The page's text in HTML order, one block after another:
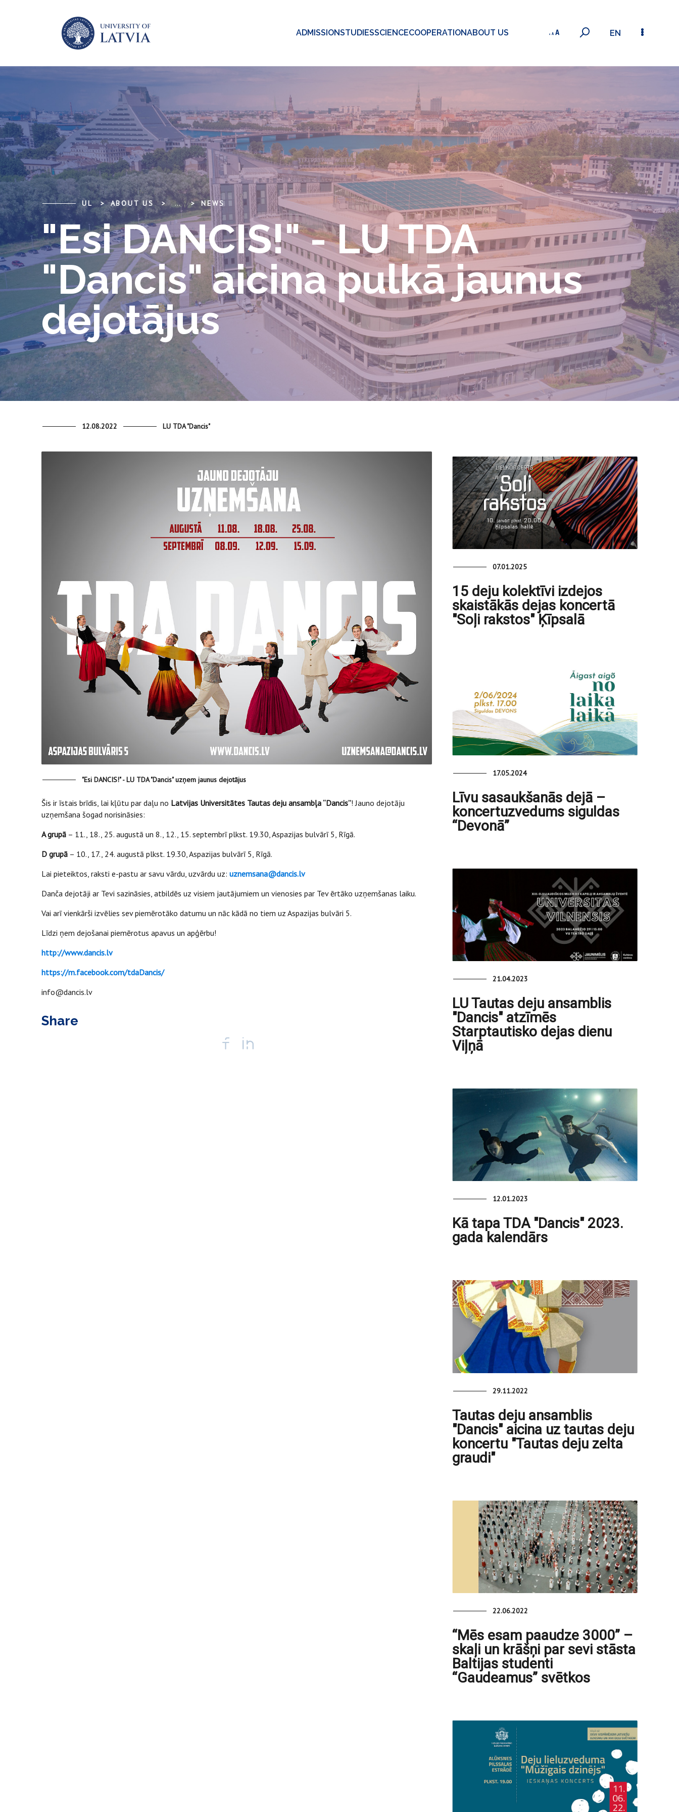
ADMISSIONSTUDIESSCIENCECOOPERATIONABOUT US EN
UL ABOUT US ... NEWS
"Esi DANCIS!" - LU TDA
"Dancis" aicina pulkā jaunus
dejotājus
12.08.2022 LU TDA "Dancis"
"Esi DANCIS!" - LU TDA "Dancis" uzņem jaunus dejotājus
Šis ir īstais brīdis, lai kļūtu par daļu no Latvijas Universitātes Tautas deju ansambļa “Dancis”! Jauno dejotāju
uzņemšana šogad norisināsies:
A grupā – 11., 18., 25. augustā un 8., 12., 15. septembrī plkst. 19.30, Aspazijas bulvārī 5, Rīgā.
D grupā – 10., 17., 24. augustā plkst. 19.30, Aspazijas bulvārī 5, Rīgā.
Lai pieteiktos, raksti e-pastu ar savu vārdu, uzvārdu uz: uznemsana@dancis.lv
Danča dejotāji ar Tevi sazināsies, atbildēs uz visiem jautājumiem un vienosies par Tev ērtāko uzņemšanas laiku.
Vai arī vienkārši izvēlies sev piemērotāko datumu un nāc kādā no tiem uz Aspazijas bulvāri 5.
Līdzi ņem dejošanai piemērotus apavus un apģērbu!
http://www.dancis.lv
https://m.facebook.com/tdaDancis/
info@dancis.lv
Share
07.01.2025
15 deju kolektīvi izdejos
skaistākās dejas koncertā
"Soļi rakstos" Ķīpsalā
17.05.2024
Līvu sasaukšanās dejā –
koncertuzvedums siguldas
“Devonā”
21.04.2023
LU Tautas deju ansamblis
"Dancis" atzīmēs
Starptautisko dejas dienu
Viļņā
12.01.2023
Kā tapa TDA "Dancis" 2023.
gada kalendārs
29.11.2022
Tautas deju ansamblis
"Dancis" aicina uz tautas deju
koncertu "Tautas deju zelta
graudi"
22.06.2022
“Mēs esam paaudze 3000” –
skaļi un krāšņi par sevi stāsta
Baltijas studenti
“Gaudeamus” svētkos